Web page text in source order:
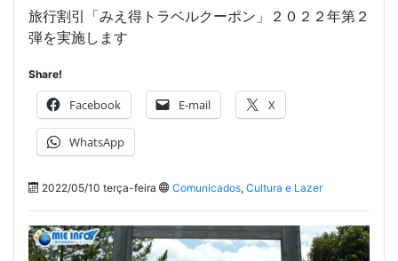
旅行割引「みえ得トラベルクーポン」２０２２年第２
弾を実施します
Share!
Facebook E-mail X
WhatsApp
2022/05/10 terça-feira Comunicados, Cultura e Lazer